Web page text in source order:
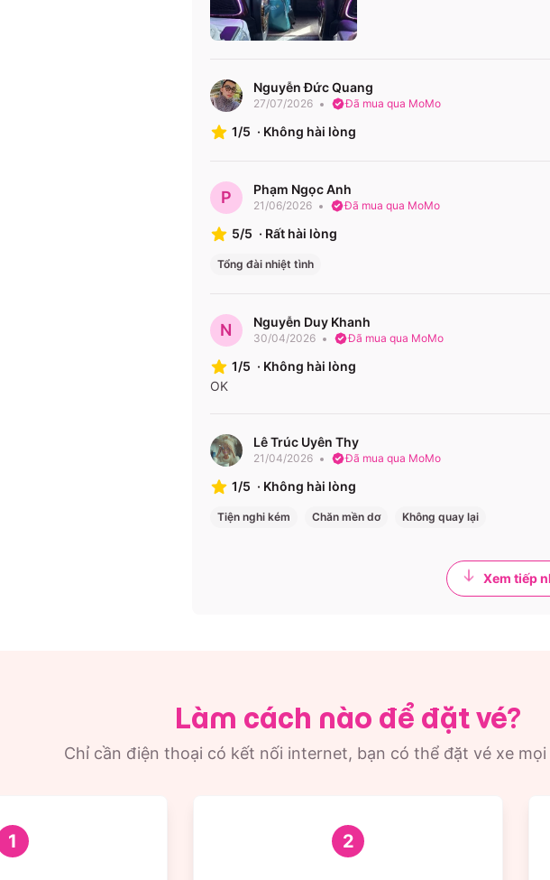
Văn phòng nhà xe An Phú Travel (Đà Lạt) ở Lâm
Văn phòng nhà xe An Phú Travel (Đà Lạt) ở Khánh
Nguyễn Đức Quang
27/07/2026 Đã mua qua MoMo
1/5 · Không hài lòng
P Phạm Ngọc Anh
21/06/2026 Đã mua qua MoMo
5/5 · Rất hài lòng
Tổng đài nhiệt tình
N Nguyễn Duy Khanh
30/04/2026 Đã mua qua MoMo
1/5 · Không hài lòng
OK
Lê Trúc Uyên Thy
21/04/2026 Đã mua qua MoMo
1/5 · Không hài lòng
Tiện nghi kém Chăn mền dơ Không quay lại
Xem tiếp
Làm cách nào để đặt vé?
Chỉ cần điện thoại có kết nối internet, bạn có thể đặt vé xe mọi
1 2